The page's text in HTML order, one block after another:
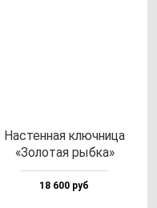
Нас­тен­ная ключ­ни­ца
«Золо­тая рыб­ка»
18 600 руб